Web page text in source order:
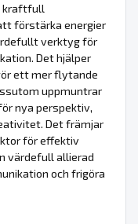
kraftfull
förstärka energier
verktyg för
Det hjälper
ett mer flytande
uppmuntrar
nya perspektiv,
Det främjar
för effektiv
värdefull allierad
och frigöra